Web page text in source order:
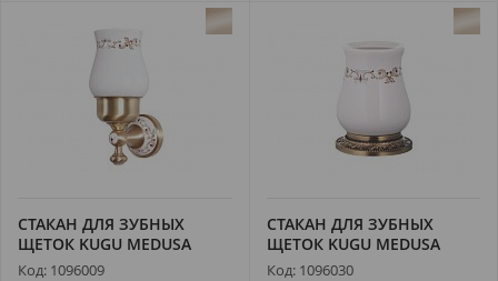
СТАКАН ДЛЯ ЗУБНЫХ
ЩЕТОК KUGU MEDUSA
706A, БРОНЗА
Код: 1096009
СТАКАН ДЛЯ ЗУБНЫХ
ЩЕТОК KUGU MEDUSA
FREESTAND 750A, ...
Код: 1096030